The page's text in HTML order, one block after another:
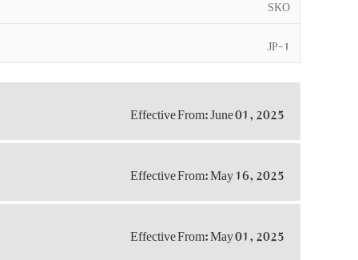
JP-1
Effective From: June 01, 2025
Effective From: May 16, 2025
Effective From: May 01, 2025